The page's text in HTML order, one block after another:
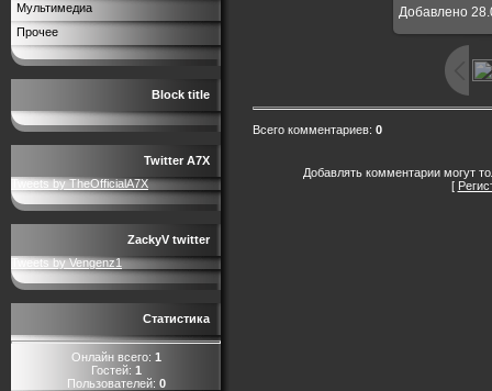
Мультимедиа
Прочее
Block title
Twitter A7X
Tweets by TheOfficialA7X
ZackyV twitter
Tweets by Vengenz1
Статистика
Онлайн всего: 1
Гостей: 1
Пользователей: 0
Добавлено
Всего комментариев: 0
Добавлять комментарии могут
[